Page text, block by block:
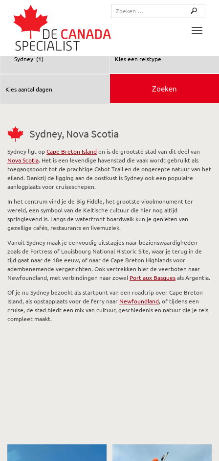
Sydney, Nova Scotia
Sydney ligt opCape Breton Islanden is de grootste stad van dit deel van
Nova Scotia. Het is een levendige havenstad die vaak wordt gebruikt als
toegangspoort tot de prachtige Cabot Trail en de ongerepte natuur van het
eiland. Dankzij de ligging aan de oostkust is Sydney ook een populaire
aanlegplaats voor cruiseschepen.
In het centrum vind je de Big Fiddle, het grootste vioolmonument ter
wereld, een symbool van de Keltische cultuur die hier nog altijd
springlevend is. Langs de waterfront boardwalk kun je genieten van
gezellige cafés, restaurants en livemuziek.
Vanuit Sydney maak je eenvoudig uitstapjes naar bezienswaardigheden
zoals de Fortress of Louisbourg National Historic Site, waar je terug in de
tijd gaat naar de 18e eeuw, of naar de Cape Breton Highlands voor
adembenemende vergezichten. Ook vertrekken hier de veerboten naar
Newfoundland, met verbindingen naar zowel Port aux Basquesals Argentia.
Of je nu Sydney bezoekt als startpunt van een roadtrip over Cape Breton
Island, als opstapplaats voor de ferry naar Newfoundland, of tijdens een
cruise, de stad biedt een mix van cultuur, geschiedenis en natuur die je reis
compleet maakt.